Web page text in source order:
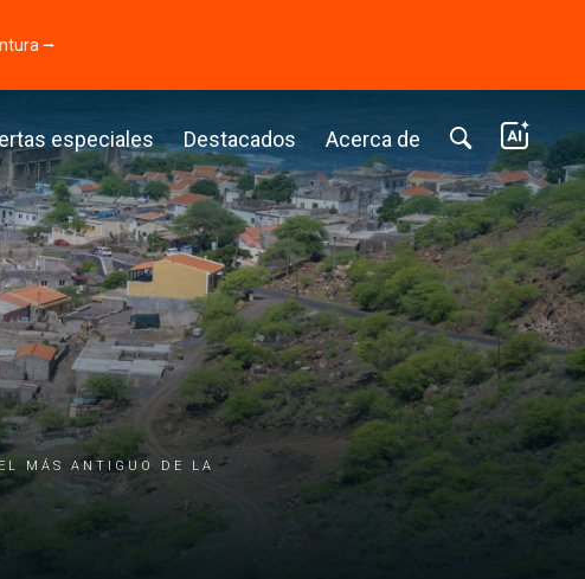
⭢
especiales Destacados Acerca de
más antiguo de la